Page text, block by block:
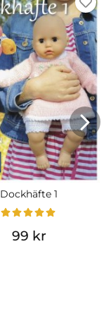
Dockhäfte 1
99 kr